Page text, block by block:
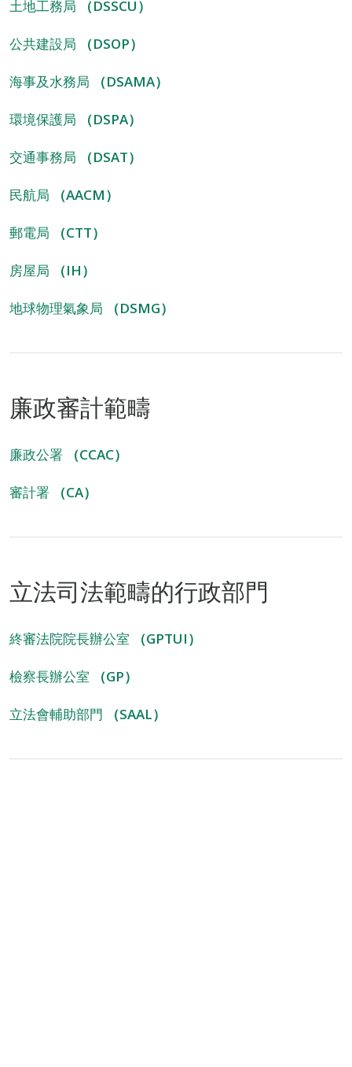
土地工務局 （DSSCU）
公共建設局 （DSOP）
海事及水務局 （DSAMA）
環境保護局 （DSPA）
交通事務局 （DSAT）
民航局 （AACM）
郵電局 （CTT）
房屋局 （IH）
地球物理氣象局 （DSMG）
廉政審計範疇
廉政公署 （CCAC）
審計署 （CA）
立法司法範疇的行政部門
終審法院院長辦公室 （GPTUI）
檢察長辦公室 （GP）
立法會輔助部門 （SAAL）